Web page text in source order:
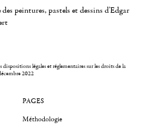
peintures, pastels et dessins d'Edgar
dispositions légales et réglementaires sur les droits de la
2022
PAGES
Méthodologie